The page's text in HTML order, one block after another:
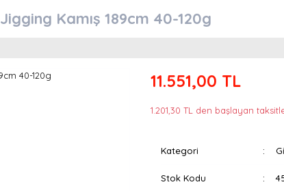
Kamış 189cm 40-120g
11.551,00 TL
1.201,30 TL den başlayan
Kategori
Stok Kodu